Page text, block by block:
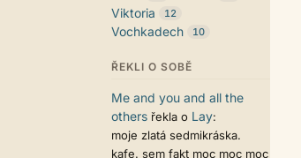
Viktoria 12
Vochkadech 10
ŘEKLI O SOBĚ
Me and you and all the
others řekla o Lay:
moje zlatá sedmikráska.
kafe. sem fakt moc moc moc